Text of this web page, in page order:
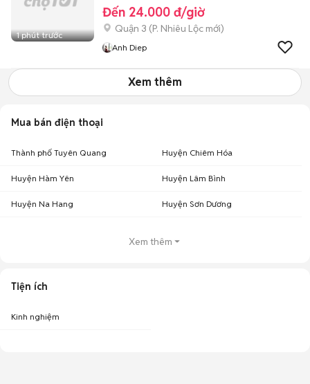
1 phút trước
Đến 24.000 đ/giờ
Quận 3 (P. Nhiêu Lộc mới)
Anh Diep
Xem thêm
Mua bán điện thoại
Thành phố Tuyên Quang Huyện Chiêm Hóa
Huyện Hàm Yên Huyện Lâm Bình
Huyện Na Hang Huyện Sơn Dương
Xem thêm
Tiện ích
Kinh nghiệm